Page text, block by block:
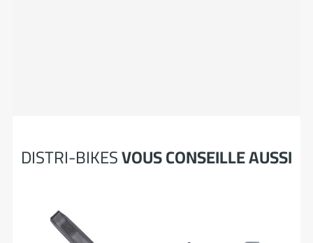
DISTRI-BIKESVOUS CONSEILLE AUSSI